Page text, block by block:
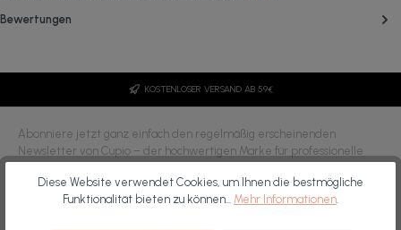
Bewertungen
KOSTENLOSER VERSAND AB 59€
Abonniere jetzt ganz einfach den regelmäßig erscheinenden
Newsletter von Cupio – der hochwertigen Marke für professionelle
Ersten, die über neue Produkte, Angebote und exklusive Beauty-
Highlights informiert werden. Entdecke bei Cupio hochwertige
Diese Website verwendet Cookies, um Ihnen die bestmögliche
Funktionalität bieten zu können... Mehr Informationen